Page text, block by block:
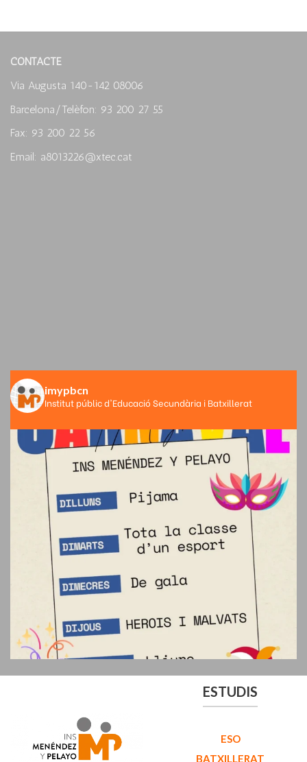
CONTACTE
Via Augusta 140-142 08006
Barcelona/Telèfon: 93 200 27 55
Fax: 93 200 22 56
Email: a8013226@xtec.cat
imypbcn
Institut públic d'Educació Secundària i Batxillerat
ESTUDIS
ESO
BATXILLERAT